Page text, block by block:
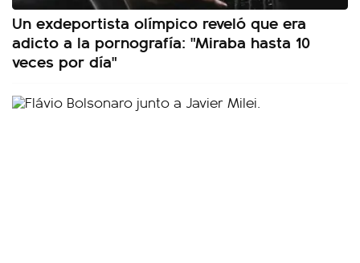
Un exdeportista olímpico reveló que era
adicto a la pornografía: "Miraba hasta 10
veces por día"